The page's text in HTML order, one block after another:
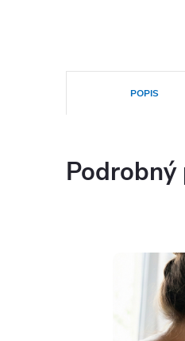
POPIS
Podrobný